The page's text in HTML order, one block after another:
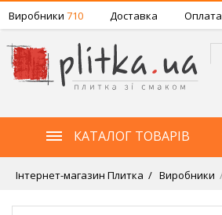
Виробники 710 Доставка Оплата
КАТАЛОГ ТОВАРІВ
Інтернет-магазин Плитка Виробники